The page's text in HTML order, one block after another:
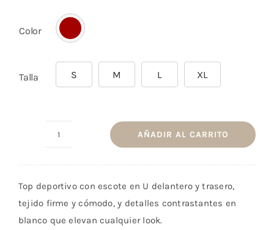
Color
Talla S M L XL
Cherry
cantidad
AÑADIR AL CARRITO
Top deportivo con escote en U delantero y trasero,
tejido firme y cómodo, y detalles contrastantes en
blanco que elevan cualquier look.